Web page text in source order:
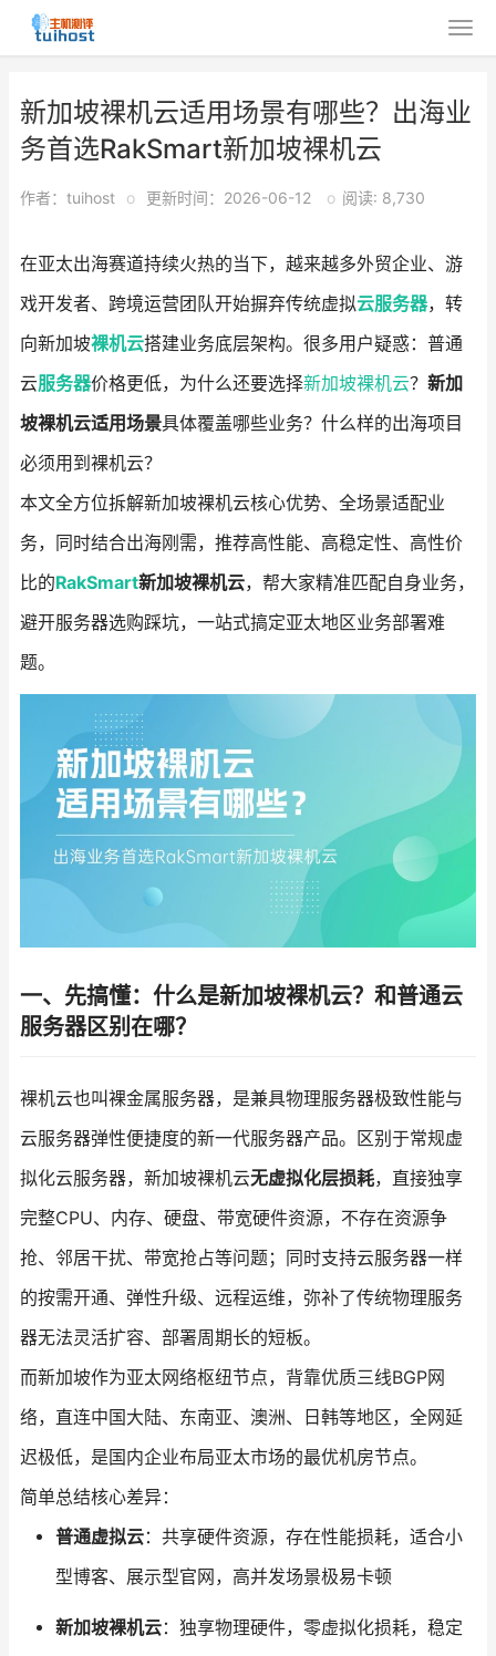
新加坡裸机云适用场景有哪些？出海业
务首选RakSmart新加坡裸机云
作者：tuihost o 更新时间：2026-06-12 o 阅读: 8,730
在亚太出海赛道持续火热的当下，越来越多外贸企业、游
戏开发者、跨境运营团队开始摒弃传统虚拟云服务器，转
向新加坡裸机云搭建业务底层架构。很多用户疑惑：普通
云服务器价格更低，为什么还要选择新加坡裸机云？ 新加
坡裸机云适用场景具体覆盖哪些业务？什么样的出海项目
必须用到裸机云？
本文全方位拆解新加坡裸机云核心优势、全场景适配业
务，同时结合出海刚需，推荐高性能、高稳定性、高性价
比的RakSmart新加坡裸机云，帮大家精准匹配自身业务，
避开服务器选购踩坑，一站式搞定亚太地区业务部署难
题。
一、先搞懂：什么是新加坡裸机云？和普通云
服务器区别在哪？
裸机云也叫裸金属服务器，是兼具物理服务器极致性能与
云服务器弹性便捷度的新一代服务器产品。区别于常规虚
拟化云服务器，新加坡裸机云无虚拟化层损耗，直接独享
完整CPU、内存、硬盘、带宽硬件资源，不存在资源争
抢、邻居干扰、带宽抢占等问题；同时支持云服务器一样
的按需开通、弹性升级、远程运维，弥补了传统物理服务
器无法灵活扩容、部署周期长的短板。
而新加坡作为亚太网络枢纽节点，背靠优质三线BGP网
络，直连中国大陆、东南亚、澳洲、日韩等地区，全网延
迟极低，是国内企业布局亚太市场的最优机房节点。
简单总结核心差异：
普通虚拟云：共享硬件资源，存在性能损耗，适合小
型博客、展示型官网，高并发场景极易卡顿
新加坡裸机云：独享物理硬件，零虚拟化损耗，稳定